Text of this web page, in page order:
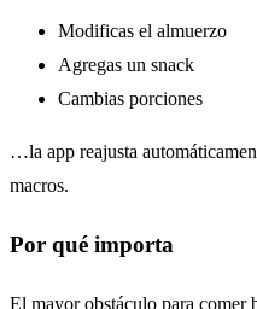
Modificas el almuerzo
Agregas un snack
Cambias porciones
…la app reajusta
macros.
Por qué importa
El mayor obstáculo para comer